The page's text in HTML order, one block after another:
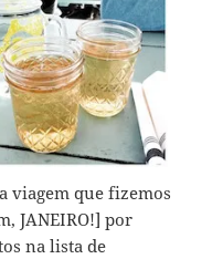
viagem que fizemos
JANEIRO!] por
na lista de